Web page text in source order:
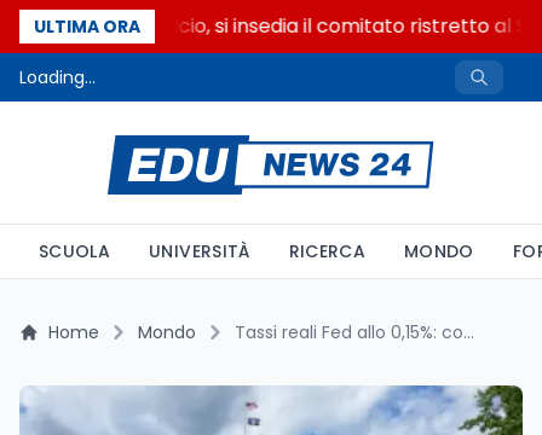
ULTIMA ORA
Riforma del calcio, si insedia il comitato ristretto al
Loading...
SCUOLA UNIVERSITÀ RICERCA MONDO
Home Mondo Tassi reali Fed allo 0,15%: cosa cambia per il Fomc del 28-29 luglio